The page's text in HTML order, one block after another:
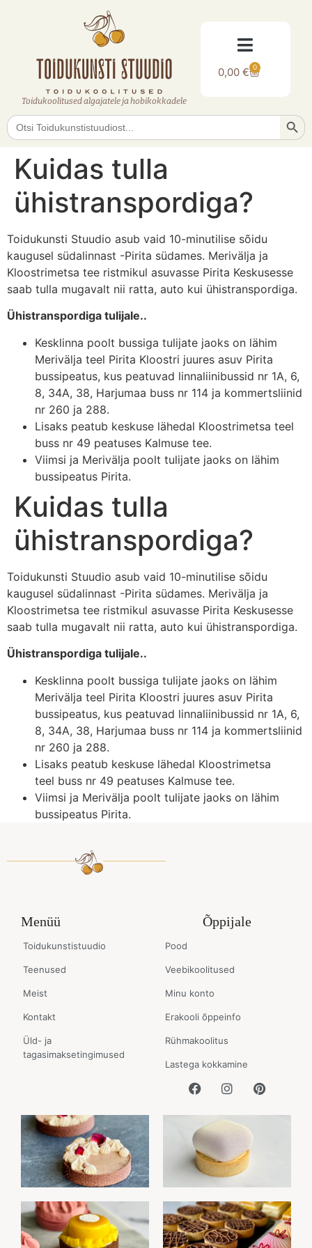
Toidukoolitused algajatele ja hobikokkadele
0,00€ 0
Search
for:
Kuidas tulla
ühistranspordiga?
Toidukunsti Stuudio asub vaid 10-minutilise sõidu
kaugusel südalinnast -Pirita südames. Merivälja ja
Kloostrimetsa tee ristmikul asuvasse Pirita Keskusesse
saab tulla mugavalt nii ratta, auto kui ühistranspordiga.
Ühistranspordiga tulijale..
Kesklinna poolt bussiga tulijate jaoks on lähim
Merivälja teel Pirita Kloostri juures asuv Pirita
bussipeatus, kus peatuvad linnaliinibussid nr 1A, 6,
8, 34A, 38, Harjumaa buss nr 114 ja kommertsliinid
nr 260 ja 288.
Lisaks peatub keskuse lähedal Kloostrimetsa teel
buss nr 49 peatuses Kalmuse tee.
Viimsi ja Merivälja poolt tulijate jaoks on lähim
bussipeatus Pirita.
Kuidas tulla
ühistranspordiga?
Toidukunsti Stuudio asub vaid 10-minutilise sõidu
kaugusel südalinnast -Pirita südames. Merivälja ja
Kloostrimetsa tee ristmikul asuvasse Pirita Keskusesse
saab tulla mugavalt nii ratta, auto kui ühistranspordiga.
Ühistranspordiga tulijale..
Kesklinna poolt bussiga tulijate jaoks on lähim
Merivälja teel Pirita Kloostri juures asuv Pirita
bussipeatus, kus peatuvad linnaliinibussid nr 1A, 6,
8, 34A, 38, Harjumaa buss nr 114 ja kommertsliinid
nr 260 ja 288.
Lisaks peatub keskuse lähedal Kloostrimetsa
teel buss nr 49 peatuses Kalmuse tee.
Viimsi ja Merivälja poolt tulijate jaoks on lähim
bussipeatus Pirita.
Menüü
Toidukunstistuudio
Teenused
Meist
Kontakt
Üld- ja
tagasimaksetingimused
Õppijale
Pood
Veebikoolitused
Minu konto
Erakooli õppeinfo
Rühmakoolitus
Lastega kokkamine